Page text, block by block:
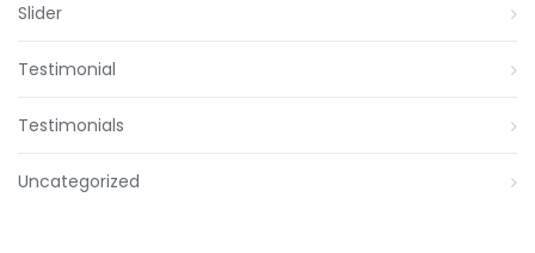
Slider
Testimonial
Testimonials
Uncategorized